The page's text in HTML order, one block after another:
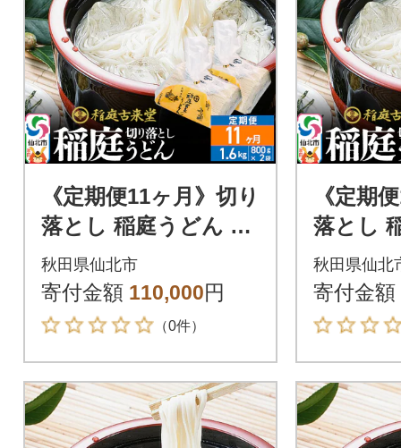
《定期便11ヶ月》切り
落とし 稲庭うどん 中
800g×2を11回|02_ikd
-210211
秋田県仙北市
寄付金額 110,000円
（0件）
《定期
落とし
800g×2
-210212
秋田県仙北
寄付金額